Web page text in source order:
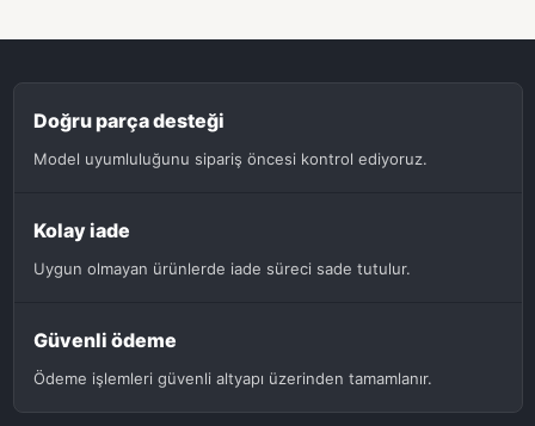
Doğru parça desteği
Model uyumluluğunu sipariş öncesi kontrol ediyoruz.
Kolay iade
Uygun olmayan ürünlerde iade süreci sade tutulur.
Güvenli ödeme
Ödeme işlemleri güvenli altyapı üzerinden tamamlanır.